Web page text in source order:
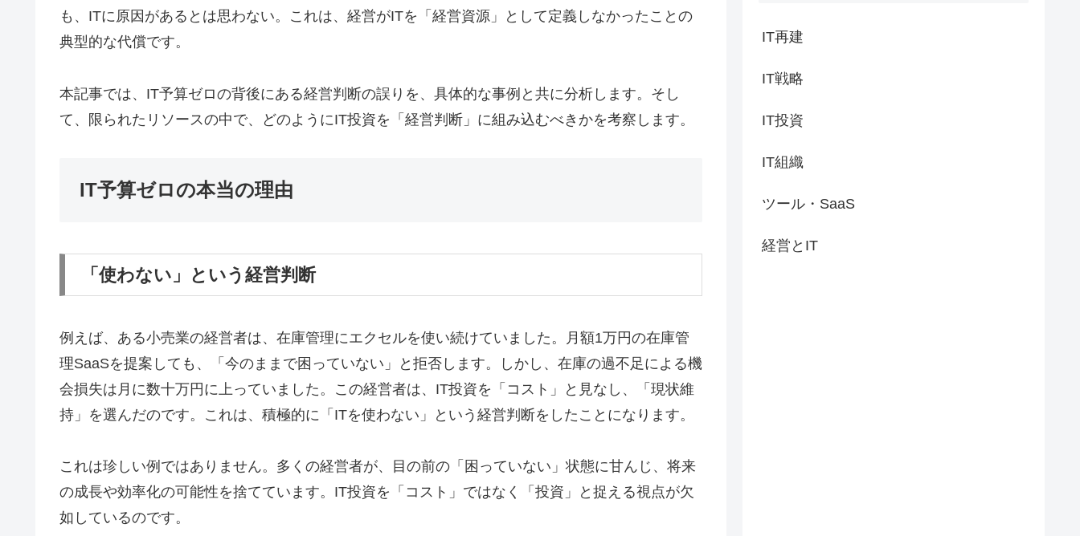
も、ITに原因があるとは思わない。これは、経営がITを「経営資源」として定義しなかったことの
典型的な代償です。
本記事では、IT予算ゼロの背後にある経営判断の誤りを、具体的な事例と共に分析します。そし
て、限られたリソースの中で、どのようにIT投資を「経営判断」に組み込むべきかを考察します。
IT予算ゼロの本当の理由
「使わない」という経営判断
例えば、ある小売業の経営者は、在庫管理にエクセルを使い続けていました。月額1万円の在庫管
理SaaSを提案しても、「今のままで困っていない」と拒否します。しかし、在庫の過不足による機
会損失は月に数十万円に上っていました。この経営者は、IT投資を「コスト」と見なし、「現状維
持」を選んだのです。これは、積極的に「ITを使わない」という経営判断をしたことになります。
これは珍しい例ではありません。多くの経営者が、目の前の「困っていない」状態に甘んじ、将来
の成長や効率化の可能性を捨てています。IT投資を「コスト」ではなく「投資」と捉える視点が欠
如しているのです。
IT再建
IT戦略
IT投資
IT組織
ツール・SaaS
経営とIT